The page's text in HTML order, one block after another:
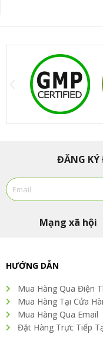
ĐĂNG KÝ
Email
Mạng xã hội
HƯỚNG DẪN
Mua Hàng Qua Điện
Mua Hàng Tại Cửa
Mua Hàng Qua Email
Đặt Hàng Trực Tiếp